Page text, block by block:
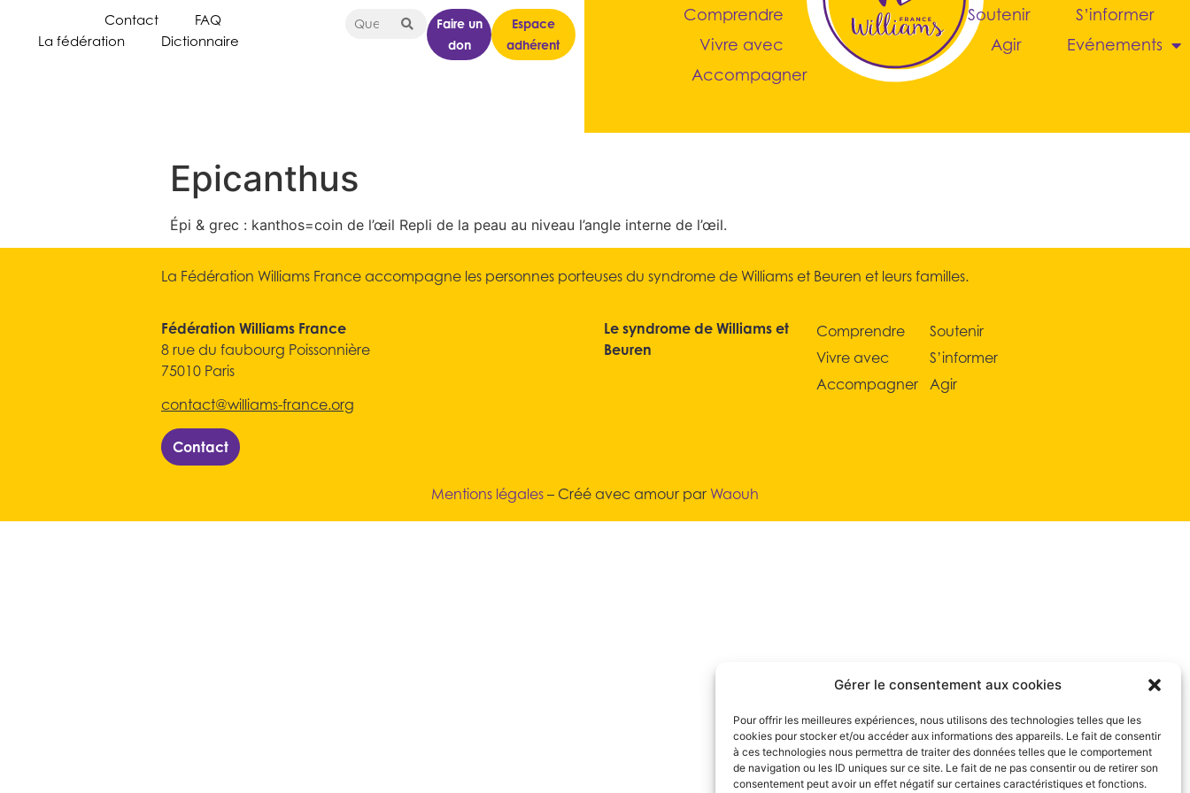
Gérer le consentement aux cookies
Pour offrir les meilleures expériences, nous utilisons des technologies telles que les
cookies pour stocker et/ou accéder aux informations des appareils. Le fait de consentir
à ces technologies nous permettra de traiter des données telles que le comportement
de navigation ou les ID uniques sur ce site. Le fait de ne pas consentir ou de retirer son
consentement peut avoir un effet négatif sur certaines caractéristiques et fonctions.
Contact
FAQ
La fédération
Dictionnaire
Faire un
don
Espace
adhérent
Comprendre
Vivre avec
Accompagner
Soutenir
S’informer
Agir
Evénements
Epicanthus
Épi & grec : kanthos=coin de l’œil Repli de la peau au niveau l’angle interne de l’œil.
La Fédération Williams France accompagne les personnes porteuses du syndrome de Williams et Beuren et leurs familles.
Fédération Williams France
8 rue du faubourg Poissonnière
75010 Paris
contact@williams-france.org
Contact
Le syndrome de Williams et
Beuren
Comprendre
Vivre avec
Accompagner
Soutenir
S’informer
Agir
Mentions légales – Créé avec amour par Waouh